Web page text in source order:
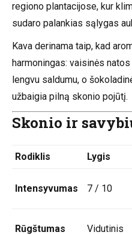
regiono plantacijose, kur
sudaro palankias sąlygas
Kava derinama taip, kad
harmoningas: vaisinės
lengvu saldumu, o
užbaigia pilną skonio pojūtį.
Skonio ir
Rodiklis Lygis
Intensyvumas 7 / 10
Rūgštumas Vidutinis